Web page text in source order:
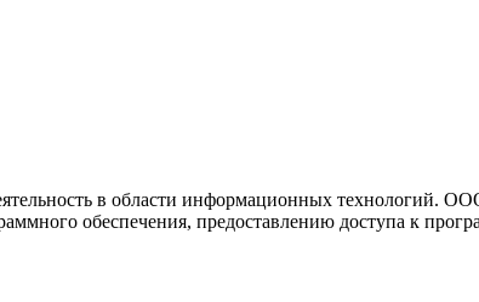
в области информационных технологий.
обеспечения, предоставлению доступа к